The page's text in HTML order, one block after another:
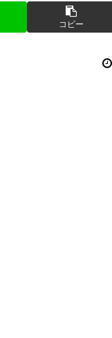
コピー